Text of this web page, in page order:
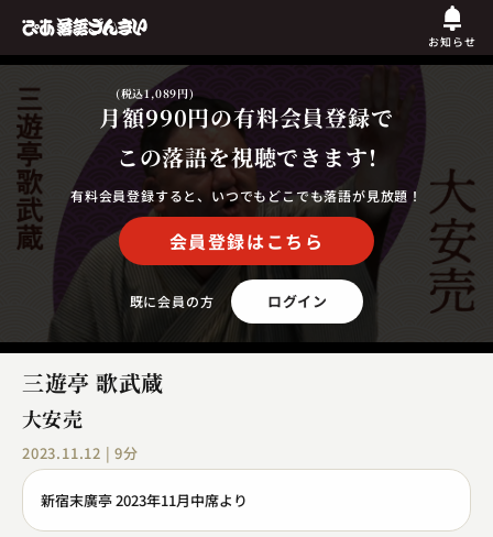
お知らせ
月額990円
(税込1,089円)
の有料会員登録で
この落語を視聴できます!
有料会員登録すると、いつでもどこでも落語が見放題！
会員登録はこちら
既に会員の方 ログイン
三遊亭 歌武蔵
大安売
2023.11.12 | 9分
新宿末廣亭 2023年11月中席より